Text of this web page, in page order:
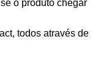
o produto chegar
todos através de